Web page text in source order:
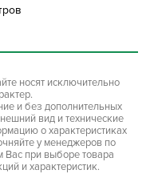
носят исключительно
и без дополнительных
вид и технические
о характеристиках
у менеджеров по
Вас при выборе товара
и характеристик.